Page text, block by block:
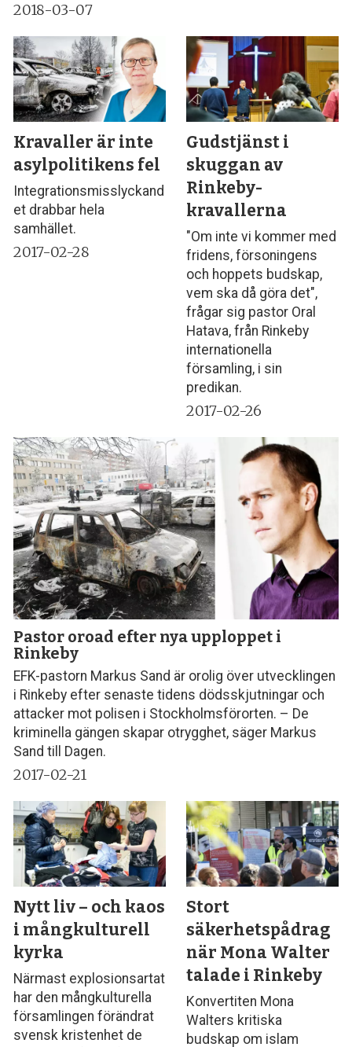
2018-03-07
Kravaller är inte
asylpolitikens fel
Integrationsmisslyckand
et drabbar hela
samhället.
2017-02-28
Gudstjänst i
skuggan av
Rinkeby-
kravallerna
"Om inte vi kommer med
fridens, försoningens
och hoppets budskap,
vem ska då göra det",
frågar sig pastor Oral
Hatava, från Rinkeby
internationella
församling, i sin
predikan.
2017-02-26
Pastor oroad efter nya upploppet i
Rinkeby
EFK-pastorn Markus Sand är orolig över utvecklingen
i Rinkeby efter senaste tidens dödsskjutningar och
attacker mot polisen i Stockholmsförorten. – De
kriminella gängen skapar otrygghet, säger Markus
Sand till Dagen.
2017-02-21
Nytt liv – och kaos
i mångkulturell
kyrka
Närmast explosionsartat
har den mångkulturella
församlingen förändrat
svensk kristenhet de
Stort
säkerhetspådrag
när Mona Walter
talade i Rinkeby
Konvertiten Mona
Walters kritiska
budskap om islam